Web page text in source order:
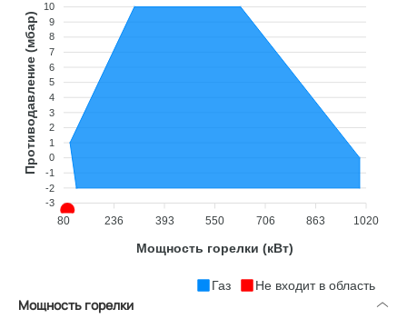
10
9
8
7
6
5
4
3
2
1
0
-1
-2
-3
Противодавление (мбар)
80 236 393 550 706 863 1020
Мощность горелки (кВт)
Газ Не входит в область
Мощность горелки